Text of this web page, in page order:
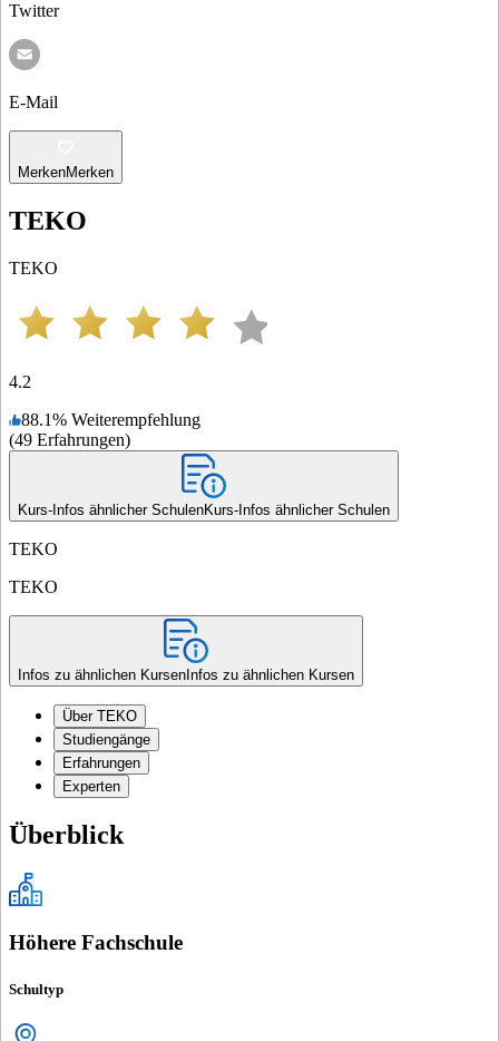
Twitter
E-Mail
MerkenMerken
TEKO
TEKO
4.2
88.1% Weiterempfehlung
(49 Erfahrungen)
Kurs-Infos ähnlicher SchulenKurs-Infos ähnlicher Schulen
TEKO
TEKO
Infos zu ähnlichen Kursen Infos zu ähnlichen Kursen
Über TEKO
Studiengänge
Erfahrungen
Experten
Überblick
Höhere Fachschule
Schultyp